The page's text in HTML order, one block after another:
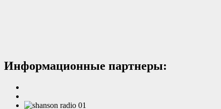
Информационные партнеры: